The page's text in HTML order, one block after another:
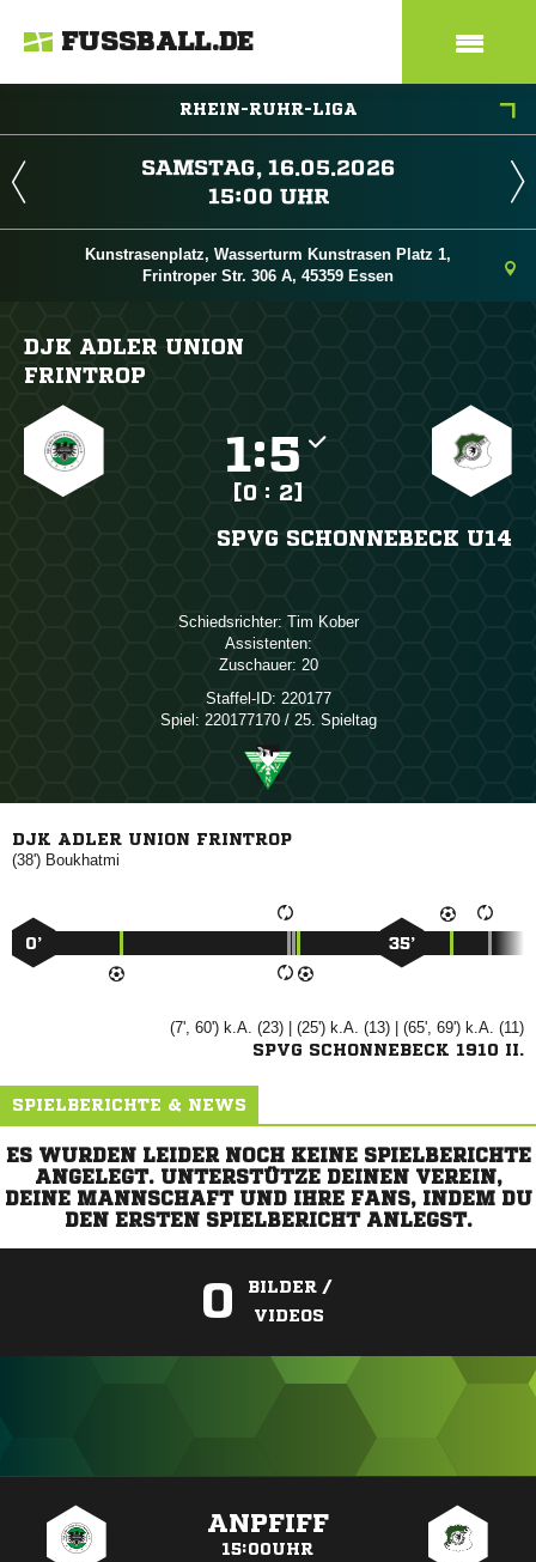
FUSSBALL.DE
RHEIN-RUHR-LIGA
 
 
Kunstrasenplatz, Wasserturm Kunstrasen Platz 1,
Frintroper Str. 306 A, 45359 Essen
DJK ADLER UNION
FRINTROP
:
[0 : 2]
SPVG SCHONNEBECK U14
Schiedsrichter:  
Assistenten:
Zuschauer: 20
Staffel-ID: 220177
Spiel: 220177170 / 25. Spieltag
DJK ADLER UNION FRINTROP
(38') 
0’ 35’
(7', 60') k.A. (23) | (25') k.A. (13) | (65', 69') k.A. (11)
SPVG SCHONNEBECK 1910 II.
SPIELBERICHTE & NEWS
ES WURDEN LEIDER NOCH KEINE SPIELBERICHTE
ANGELEGT. UNTERSTÜTZE DEINEN VEREIN,
DEINE MANNSCHAFT UND IHRE FANS, INDEM DU
DEN ERSTEN SPIELBERICHT ANLEGST.
0
BILDER /
VIDEOS
ANPFIFF
15:00UHR